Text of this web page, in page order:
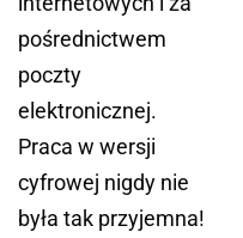
pośrednictwem
poczty
elektronicznej.
Praca w wersji
cyfrowej nigdy nie
była tak przyjemna!